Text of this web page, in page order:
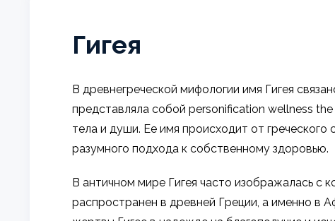
Гигея
В древнегреческой мифологии имя Гигея
представляла собой personification wellness
тела и души. Ее имя происходит от греческого
разумного подхода к собственному здоровью.
В античном мире Гигея часто изображалась с
распространен в древней Греции, а именно в